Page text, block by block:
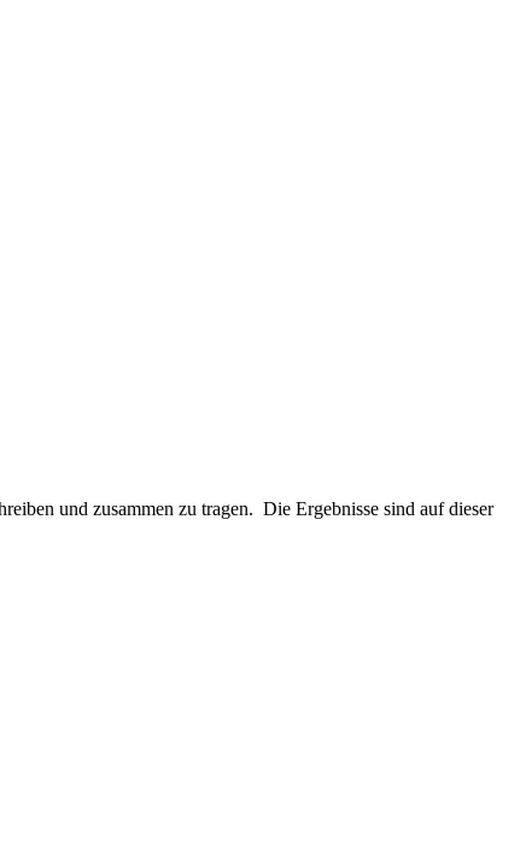
und zusammen zu tragen. Die Ergebnisse sind auf dieser